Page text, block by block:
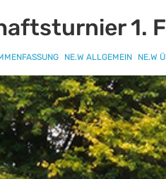
1.
NE.W ALLGEMEIN NE.W